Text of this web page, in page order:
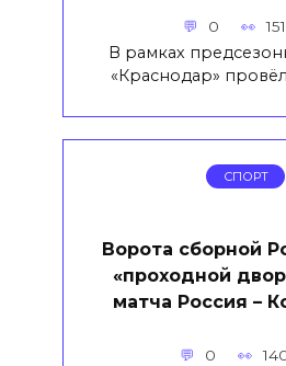
0 151
В рамках
«Краснодар»
СПОРТ
Ворота сборной
«проходной
матча Россия –
0